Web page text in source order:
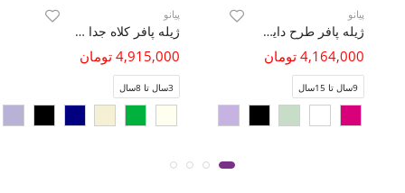
پیانو
ژیله پافر طرح دایره ای
4,164,000 تومان
9سال تا 15سال
پیانو
ژیله پافر کلاه جدا شونده
4,915,000 تومان
3سال تا 8سال